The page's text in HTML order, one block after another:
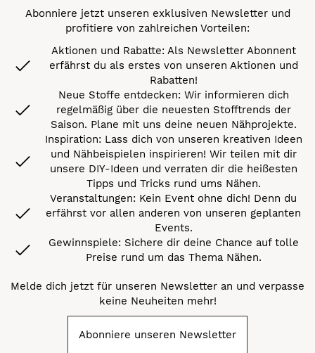
Abonniere jetzt unseren exklusiven Newsletter und
profitiere von zahlreichen Vorteilen:
Aktionen und Rabatte: Als Newsletter Abonnent
erfährst du als erstes von unseren Aktionen und
Rabatten!
Neue Stoffe entdecken: Wir informieren dich
regelmäßig über die neuesten Stofftrends der
Saison. Plane mit uns deine neuen Nähprojekte.
Inspiration: Lass dich von unseren kreativen Ideen
und Nähbeispielen inspirieren! Wir teilen mit dir
unsere DIY-Ideen und verraten dir die heißesten
Tipps und Tricks rund ums Nähen.
Veranstaltungen: Kein Event ohne dich! Denn du
erfährst vor allen anderen von unseren geplanten
Events.
Gewinnspiele: Sichere dir deine Chance auf tolle
Preise rund um das Thema Nähen.
Melde dich jetzt für unseren Newsletter an und verpasse
keine Neuheiten mehr!
Abonniere unseren Newsletter